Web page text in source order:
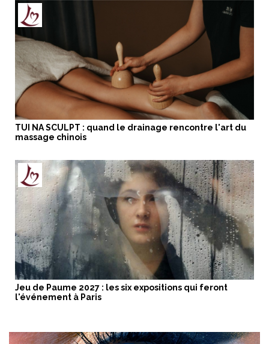
TUI NA SCULPT : quand le drainage rencontre l'art du
massage chinois
Jeu de Paume 2027 : les six expositions qui feront
l'événement à Paris